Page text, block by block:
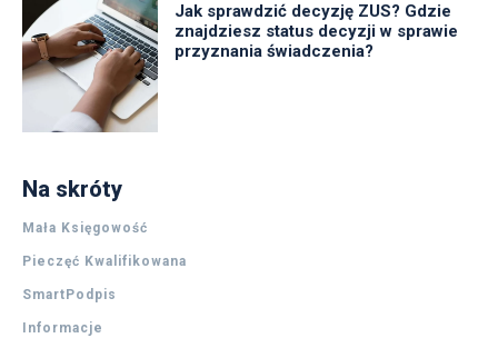
Jak sprawdzić decyzję ZUS? Gdzie
znajdziesz status decyzji w sprawie
przyznania świadczenia?
Na skróty
Mała Księgowość
Pieczęć Kwalifikowana
SmartPodpis
Informacje